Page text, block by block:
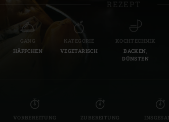
REZEPT
GANG
HÄPPCHEN
KATEGORIE
VEGETARISCH
KOCHTECHNIK
BACKEN,
DÜNSTEN
VORBEREITUNG
ZUBEREITUNG